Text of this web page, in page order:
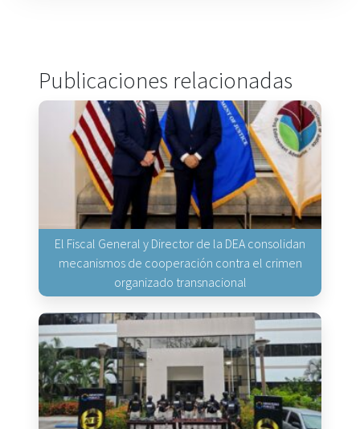
Publicaciones relacionadas
El Fiscal General y Director de la DEA consolidan
mecanismos de cooperación contra el crimen
organizado transnacional